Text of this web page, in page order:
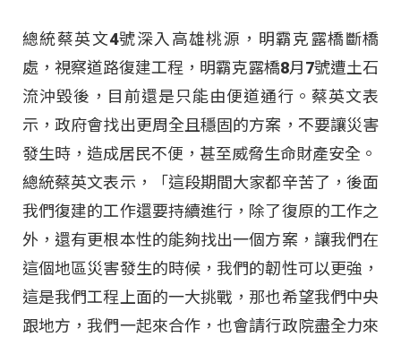
總統蔡英文4號深入高雄桃源，明霸克露橋斷橋
處，視察道路復建工程，明霸克露橋8月7號遭土石
流沖毀後，目前還是只能由便道通行。蔡英文表
示，政府會找出更周全且穩固的方案，不要讓災害
發生時，造成居民不便，甚至威脅生命財產安全。
總統蔡英文表示，「這段期間大家都辛苦了，後面
我們復建的工作還要持續進行，除了復原的工作之
外，還有更根本性的能夠找出一個方案，讓我們在
這個地區災害發生的時候，我們的韌性可以更強，
這是我們工程上面的一大挑戰，那也希望我們中央
跟地方，我們一起來合作，也會請行政院盡全力來